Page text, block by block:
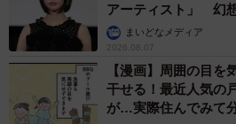
アーティスト」 幻
まいどなメディア
2026.08.07
【漫画】周囲の目を
干せる！最近人気の
が…実際住んでみて